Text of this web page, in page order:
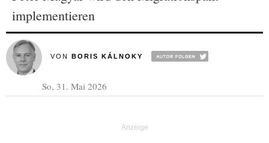
implementieren
VON BORIS KÁLNOKY
So, 31. Mai 2026